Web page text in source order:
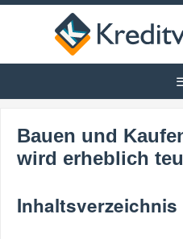
Bauen und
wird erheblich
Inhaltsverzeichnis